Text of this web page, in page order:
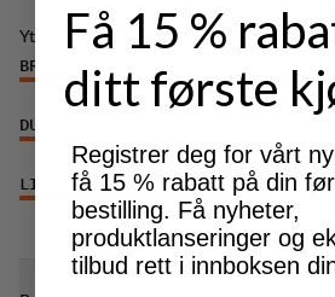
Ytelse
BREATHABILITY
DURABILITY
LIGHTWEIGHT 3/6
Få 15 %
ditt første
Registrer deg for vårt
få 15 % rabatt på din
bestilling. Få nyheter,
produktlanseringer og
tilbud rett i innboksen